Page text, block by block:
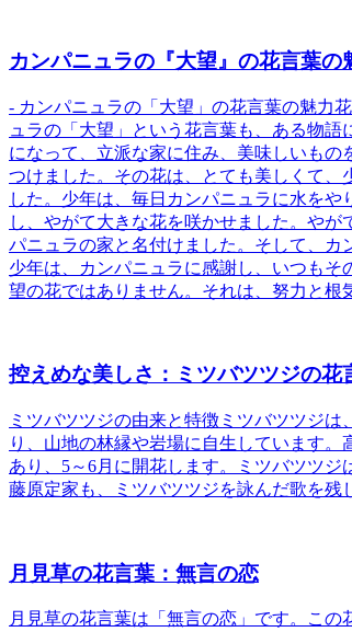
カンパニュラの『大望』の花言葉の
- カンパニュラの「大望」の花言葉の魅力
ュラの「大望」という花言葉も、ある物語
になって、立派な家に住み、美味しいも
つけました。その花は、とても美しくて、
した。 少年は、毎日カンパニュラに水を
し、やがて大きな花を咲かせました。や
パニュラの家と名付けました。そして、カ
少年は、カンパニュラに感謝し、いつも
望の花ではありません。それは、努力と根
控えめな美しさ：ミツバツツジの花
ミツバツツジの由来と特徴 ミツバツツジは
り、山地の林縁や岩場に自生しています
あり、5～6月に開花します。ミツバツツ
藤原定家も、ミツバツツジを詠んだ歌を残
月見草の花言葉：無言の恋
月見草の花言葉は「無言の恋」です。この